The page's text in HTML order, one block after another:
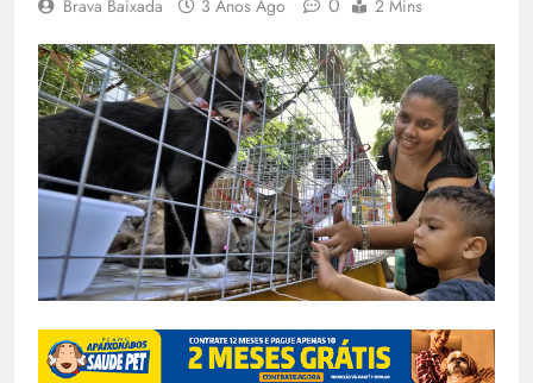
Brava Baixada 3 Anos Ago 2 Mins